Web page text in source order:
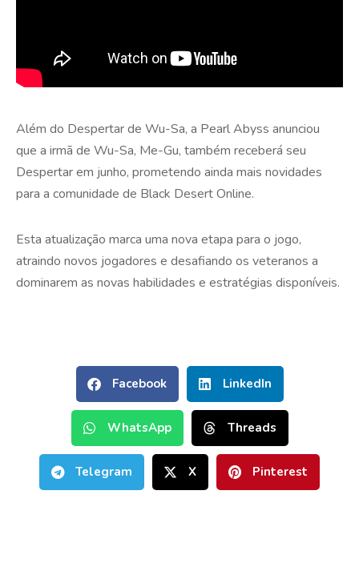
Além do Despertar de Wu-Sa, a Pearl Abyss anunciou
que a irmã de Wu-Sa, Me-Gu, também receberá seu
Despertar em junho, prometendo ainda mais novidades
para a comunidade de Black Desert Online.
Esta atualização marca uma nova etapa para o jogo,
atraindo novos jogadores e desafiando os veteranos a
dominarem as novas habilidades e estratégias disponíveis.
Facebook LinkedIn
WhatsApp Threads
Telegram X Pinterest